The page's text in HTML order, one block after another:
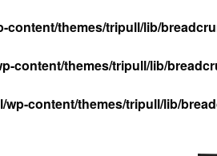
content/themes/tripull/lib/
content/themes/tripull/lib/
content/themes/tripull/lib/